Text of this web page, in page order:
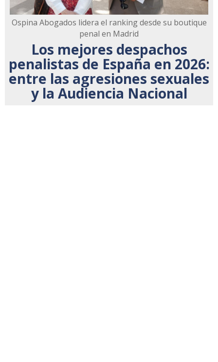
Ospina Abogados lidera el ranking desde su boutique
penal en Madrid
Los mejores despachos
penalistas de España en 2026:
entre las agresiones sexuales
y la Audiencia Nacional